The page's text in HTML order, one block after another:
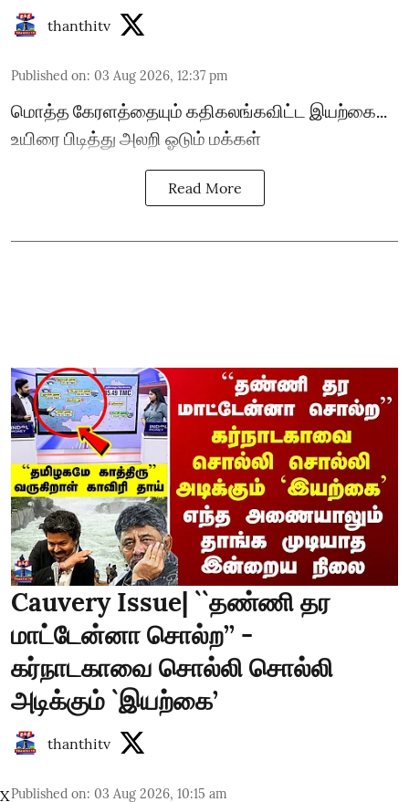
thanthitv
Published on: 03 Aug 2026, 12:37 pm
மொத்த கேரளத்தையும் கதிகலங்கவிட்ட இயற்கை...
உயிரை பிடித்து அலறி ஓடும் மக்கள்
Read More
Cauvery Issue| ``தண்ணி தர
மாட்டேன்னா சொல்ற’’ -
கர்நாடகாவை சொல்லி சொல்லி
அடிக்கும் `இயற்கை’
thanthitv
Published on: 03 Aug 2026, 10:15 am
X